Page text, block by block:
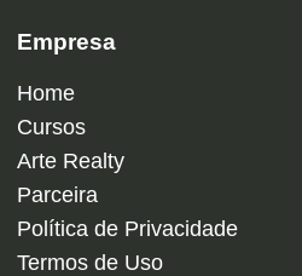
Empresa
Home
Cursos
Arte Realty
Parceira
Política de Privacidade
Termos de Uso